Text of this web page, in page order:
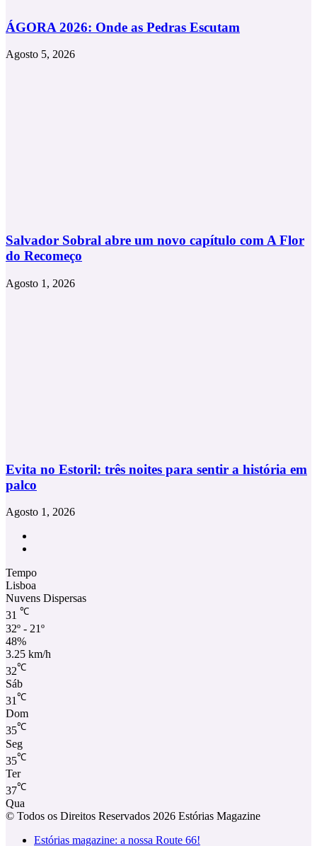
ÁGORA 2026: Onde as Pedras Escutam
Agosto 5, 2026
Salvador Sobral abre um novo capítulo com A Flor
do Recomeço
Agosto 1, 2026
Evita no Estoril: três noites para sentir a história em
palco
Agosto 1, 2026
Tempo
Lisboa
Nuvens Dispersas
31 ℃
32º - 21º
48%
3.25 km/h
32℃
Sáb
31 ℃
Dom
35℃
Seg
35℃
Ter
37℃
Qua
© Todos os Direitos Reservados 2026 Estórias Magazine
Estórias magazine: a nossa Route 66!